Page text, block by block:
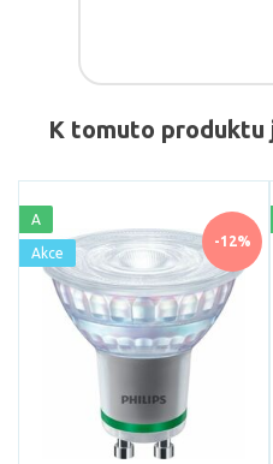
K tomuto produktu
-12%
A
Akce